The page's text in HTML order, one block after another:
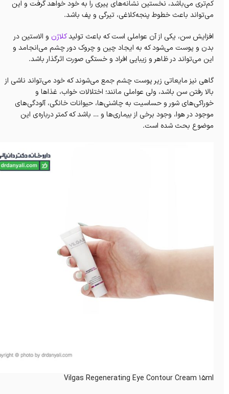
کم‌تری می‌باشد، نخستین نشانه‌های پیری را به خود خواهد گرفت و این
می‌تواند باعث خطوط پنجه‌کلاغی، تیرگی و پف باشد.
افزایش سن، یکی از آن عواملی است که باعث‌ تولیدکلاژن‌ و الاستین در
بدن و پوست می‌شود که به ایجاد چین و چروک دور چشم می‌انجامد و
این می‌تواند در ظاهر و زیبایی افراد و خستگی صورت اثرگذار باشد.
گاهی نیز مایعاتی زیر پوست چشم جمع می‌شوند که خود می‌تواند ناشی از
بالا رفتن سن باشد، ولی عواملی مانند؛ اختلالات خواب، غذاها و
خوراکی‌های شور و حساسیت به چاشنی‌ها، حیوانات خانگی، آلودگی‌های
موجود در هوا، وجود برخی از بیماری‌ها و … باشد که کمتر درباره‌ی این
موضوع بحث شده است.
Vilgas Regenerating Eye Contour Cream 15ml